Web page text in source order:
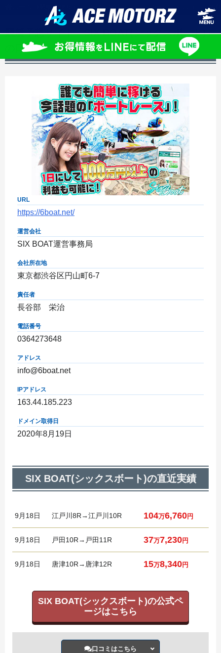
競艇予想サイト「SIX BOAT(シックスボート)」の口コミ・評
競艇予想サイト「SIX BOAT(シックスボート)」
の口コミ・評判は？
URL
https://6boat.net/
運営会社
SIX BOAT運営事務局
会社所在地
東京都渋谷区円山町6-7
責任者
長谷部 栄治
電話番号
0364273648
アドレス
info@6boat.net
IPアドレス
163.44.185.223
ドメイン取得日
2020年8月19日
SIX BOAT(シックスボート)の直近実績
9月 18日 江戸川8R→江戸川10R 104万6,760円
9月 18日 戸田10R→戸田11R 37万7,230円
9月 18日 唐津10R→唐津12R 15万8,340円
SIX BOAT(シックスボート)の公式ペ
ージはこちら
口コミはこちら